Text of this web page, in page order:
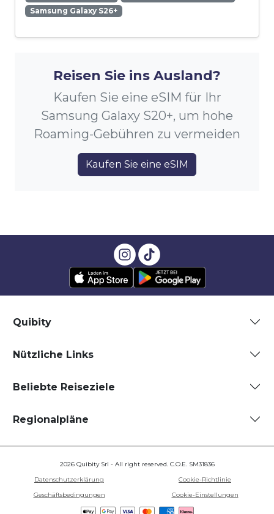
Samsung Galaxy S26+
Reisen Sie ins Ausland?
Kaufen Sie eine eSIM für Ihr
Samsung Galaxy S20+, um hohe
Roaming-Gebühren zu vermeiden
Kaufen Sie eine eSIM
Quibity
Nützliche Links
Beliebte Reiseziele
Regionalpläne
2026 Quibity Srl - All right reserved. C.O.E. SM31836
Datenschutzerklärung
Cookie-Richtlinie
Geschäftsbedingungen
Cookie-Einstellungen